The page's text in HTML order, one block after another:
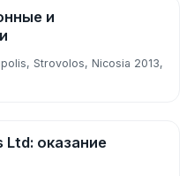
и
Strovolos, Nicosia 2013,
Ltd: оказание